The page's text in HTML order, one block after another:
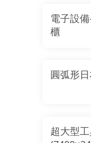
電子設
櫃
圓弧形
超大型